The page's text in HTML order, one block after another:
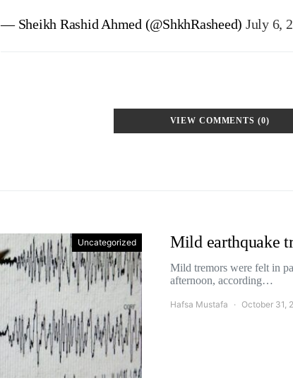
— Sheikh Rashid Ahmed (@ShkhRasheed) July 6,
VIEW COMMENTS (0)
Uncategorized Mild earthquake
Mild tremors were felt in
afternoon, according…
Hafsa Mustafa October 31,